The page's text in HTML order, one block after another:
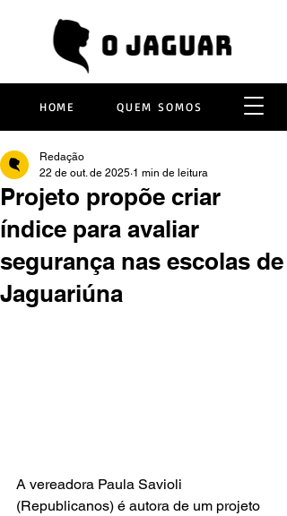
HOME QUEM SOMOS
Projeto propõe criar
índice para avaliar
segurança nas escolas de
Jaguariúna
Redação
22 de out. de 2025 1 min de leitura
A vereadora Paula Savioli
(Republicanos) é autora de um projeto